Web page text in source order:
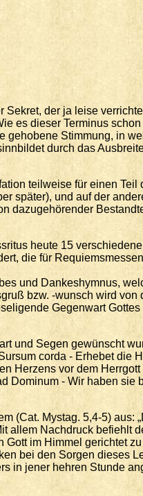
Sekret, der ja leise
es dieser Terminus
gehobene Stimmung, in
durch das
teilweise für einen
später), und auf der
dazugehörender
heute 15
die für
und Dankeshymnus,
bzw. -wunsch wird
Gegenwart
und Segen gewünscht
corda - Erhebet die
Herzens vor dem
Dominum - Wir haben sie
(Cat. Mystag. 5,4-5)
allem Nachdruck befiehlt
Gott im Himmel gerichtet
bei den Sorgen dieses
in jener hehren Stunde